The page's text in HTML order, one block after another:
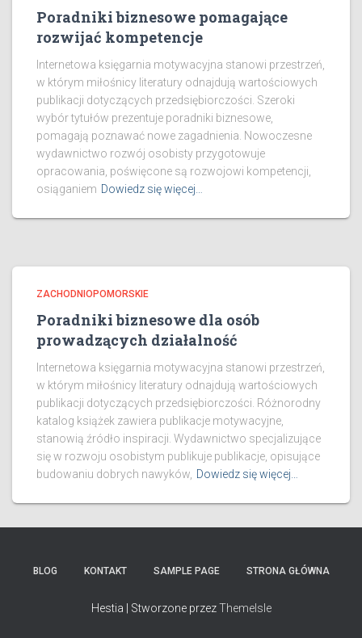
Poradniki biznesowe pomagające
rozwijać kompetencje
Internetowa księgarnia motywacyjna stanowi przestrzeń,
w którym miłośnicy literatury odnajdują wartościowych
publikacji dotyczących przedsiębiorczości. Szeroki
wybór tytułów prezentuje poradniki biznesowe,
pomagają poznawać nowe zagadnienia. Nowoczesne
wydawnictwo rozwój osobisty przygotowuje
opracowania, poświęcone są rozwojowi kompetencji,
osiąganiem Dowiedz się więcej…
ZACHODNIOPOMORSKIE
Poradniki biznesowe dla osób
prowadzących działalność
Internetowa księgarnia motywacyjna stanowi przestrzeń,
w którym miłośnicy literatury odnajdują wartościowych
publikacji dotyczących przedsiębiorczości. Różnorodny
katalog książek zawiera publikacje motywacyjne,
stanowią źródło inspiracji. Wydawnictwo specjalizujące
się w rozwoju osobistym publikuje publikacje, opisujące
budowaniu dobrych nawyków, Dowiedz się więcej…
BLOG KONTAKT SAMPLE PAGE STRONA GŁÓWNA
Hestia | Stworzone przezThemeIsle